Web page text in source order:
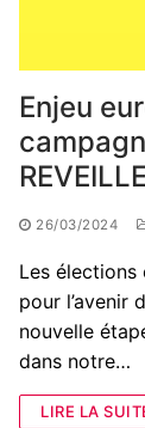
Enjeu
26/03/2024
Les élections
pour l’avenir
nouvelle
dans notre…
LIRE LA